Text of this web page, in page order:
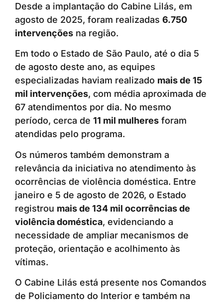
Desde a implantação do Cabine Lilás, em
agosto de 2025, foram realizadas 6.750
intervenções na região.
Em todo o Estado de São Paulo, até o dia 5
de agosto deste ano, as equipes
especializadas haviam realizado mais de 15
mil intervenções, com média aproximada de
67 atendimentos por dia. No mesmo
período, cerca de 11 mil mulheres foram
atendidas pelo programa.
Os números também demonstram a
relevância da iniciativa no atendimento às
ocorrências de violência doméstica. Entre
janeiro e 5 de agosto de 2026, o Estado
registrou mais de 134 mil ocorrências de
violência doméstica, evidenciando a
necessidade de ampliar mecanismos de
proteção, orientação e acolhimento às
vítimas.
O Cabine Lilás está presente nos Comandos
de Policiamento do Interior e também na